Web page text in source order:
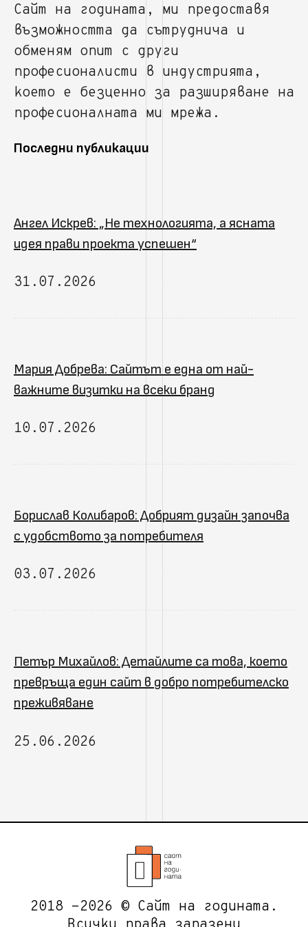
Сайт на годината, ми предоставя
възможността да сътруднича и
обменям опит с други
професионалисти в индустрията,
което е безценно за разширяване на
професионалната ми мрежа.
Последни публикации
Ангел Искрев: „Не технологията, а ясната
идея прави проекта успешен“
31.07.2026
Мария Добрева: Сайтът е една от най-
важните визитки на всеки бранд
10.07.2026
Борислав Колибаров: Добрият дизайн започва
с удобството за потребителя
03.07.2026
Петър Михайлов: Детайлите са това, което
превръща един сайт в добро потребителско
преживяване
25.06.2026
2018 -2026 © Сайт на годината.